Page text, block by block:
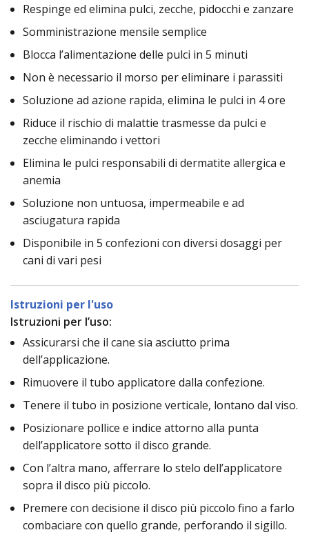
Respinge ed elimina pulci, zecche, pidocchi e zanzare
Somministrazione mensile semplice
Blocca l’alimentazione delle pulci in 5 minuti
Non è necessario il morso per eliminare i parassiti
Soluzione ad azione rapida, elimina le pulci in 4 ore
Riduce il rischio di malattie trasmesse da pulci e
zecche eliminando i vettori
Elimina le pulci responsabili di dermatite allergica e
anemia
Soluzione non untuosa, impermeabile e ad
asciugatura rapida
Disponibile in 5 confezioni con diversi dosaggi per
cani di vari pesi
Istruzioni per l'uso
Istruzioni per l’uso:
Assicurarsi che il cane sia asciutto prima
dell’applicazione.
Rimuovere il tubo applicatore dalla confezione.
Tenere il tubo in posizione verticale, lontano dal viso.
Posizionare pollice e indice attorno alla punta
dell’applicatore sotto il disco grande.
Con l’altra mano, afferrare lo stelo dell’applicatore
sopra il disco più piccolo.
Premere con decisione il disco più piccolo fino a farlo
combaciare con quello grande, perforando il sigillo.